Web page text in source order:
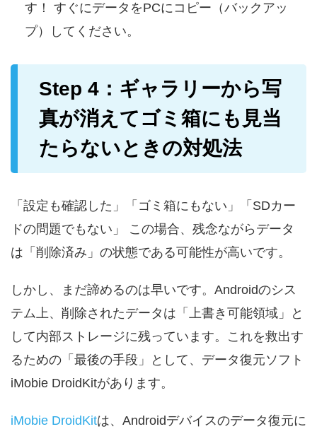
す！ すぐにデータをPCにコピー（バックアッ
プ）してください。
Step 4：ギャラリーから写
真が消えてゴミ箱にも見当
たらないときの対処法
「設定も確認した」「ゴミ箱にもない」「SDカー
ドの問題でもない」 この場合、残念ながらデータ
は「削除済み」の状態である可能性が高いです。
しかし、まだ諦めるのは早いです。Androidのシス
テム上、削除されたデータは「上書き可能領域」と
して内部ストレージに残っています。これを救出す
るための「最後の手段」として、データ復元ソフト
iMobie DroidKitがあります。
iMobie DroidKitは、Androidデバイスのデータ復元に